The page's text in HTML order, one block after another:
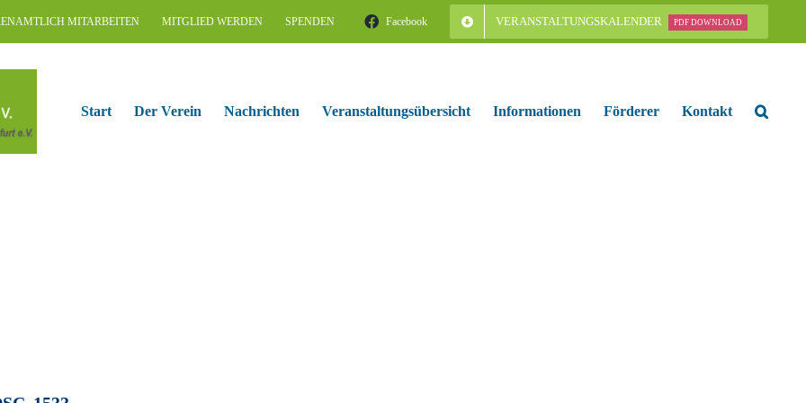
MITARBEITEN MITGLIED WERDEN SPENDEN Facebook VERANSTALTUNGSKALENDER PDF DOWNLOAD
Start Der Verein Nachrichten Veranstaltungsübersicht Informationen Förderer Kontakt